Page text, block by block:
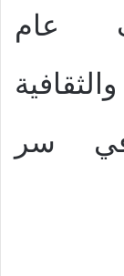
عام
في سر